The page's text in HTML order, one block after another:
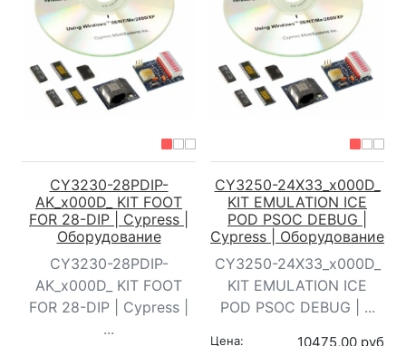
CY3230-28PDIP-
AK_x000D_ KIT FOOT
FOR 28-DIP | Cypress |
Оборудование
CY3230-28PDIP-
AK_x000D_ KIT FOOT
FOR 28-DIP | Cypress |
...
CY3250-24X33_x000D_
KIT EMULATION ICE
POD PSOC DEBUG |
Cypress | Оборудование
CY3250-24X33_x000D_
KIT EMULATION ICE
POD PSOC DEBUG | ...
Цена: 10475,00 руб